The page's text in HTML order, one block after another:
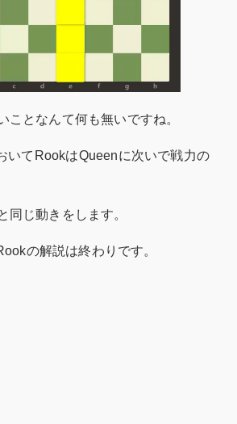
ことなんて何も無いですね。
いてRookはQueenに次いで戦力の
同じ動きをします。
の解説は終わりです。